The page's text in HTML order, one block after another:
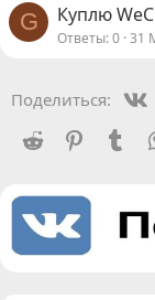
G Куплю
Ответы 0 31
Поделиться:
Reddit
Pinterest